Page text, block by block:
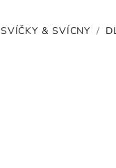
SVÍČKY & SVÍCNY /